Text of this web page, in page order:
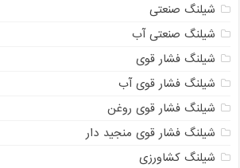
شیلنگ صنعتی
شیلنگ صنعتی آب
شیلنگ فشار قوی
شیلنگ فشار قوی آب
شیلنگ فشار قوی روغن
شیلنگ فشار قوی منجید دار
شیلنگ کشاورزی